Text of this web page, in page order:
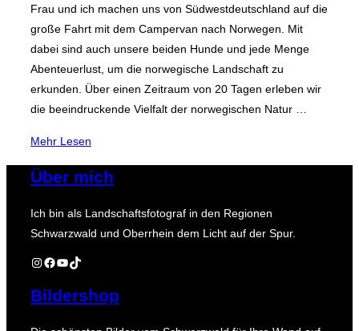
Frau und ich machen uns von Südwestdeutschland auf die
große Fahrt mit dem Campervan nach Norwegen. Mit
dabei sind auch unsere beiden Hunde und jede Menge
Abenteuerlust, um die norwegische Landschaft zu
erkunden. Über einen Zeitraum von 20 Tagen erleben wir
die beeindruckende Vielfalt der norwegischen Natur …
Mehr über
durch
mit
dem
Wohnmobil
Freiheit
Lesen
Über mich
Ich bin als Landschaftsfotograf in den Regionen
Schwarzwald und Oberrhein dem Licht auf der Spur.
Instagram
Facebook
YouTube
TikTok
Bildershop